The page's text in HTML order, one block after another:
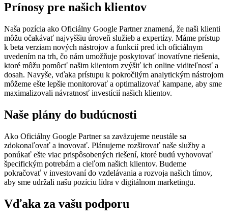
Prínosy pre našich klientov
Naša pozícia ako Oficiálny Google Partner znamená, že naši klienti
môžu očakávať najvyššiu úroveň služieb a expertízy. Máme prístup
k beta verziam nových nástrojov a funkcií pred ich oficiálnym
uvedením na trh, čo nám umožňuje poskytovať inovatívne riešenia,
ktoré môžu pomôcť našim klientom zvýšiť ich online viditeľnosť a
dosah. Navyše, vďaka prístupu k pokročilým analytickým nástrojom
môžeme ešte lepšie monitorovať a optimalizovať kampane, aby sme
maximalizovali návratnosť investícií našich klientov.
Naše plány do budúcnosti
Ako Oficiálny Google Partner sa zaväzujeme neustále sa
zdokonaľovať a inovovať. Plánujeme rozširovať naše služby a
ponúkať ešte viac prispôsobených riešení, ktoré budú vyhovovať
špecifickým potrebám a cieľom našich klientov. Budeme
pokračovať v investovaní do vzdelávania a rozvoja našich tímov,
aby sme udržali našu pozíciu lídra v digitálnom marketingu.
Vďaka za vašu podporu